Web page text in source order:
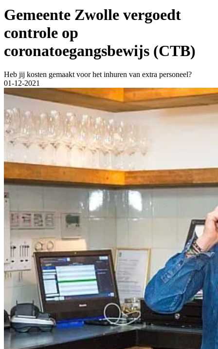
Gemeente Zwolle vergoedt
controle op
coronatoegangsbewijs (CTB)
Heb jij kosten gemaakt voor het inhuren van extra personeel?
01-12-2021